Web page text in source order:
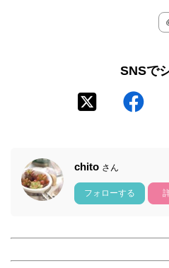
SNSで
chito さん
フォローする